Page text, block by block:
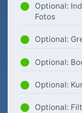
Optional:
Fotos
Optional:
Optional:
Optional:
Optional: